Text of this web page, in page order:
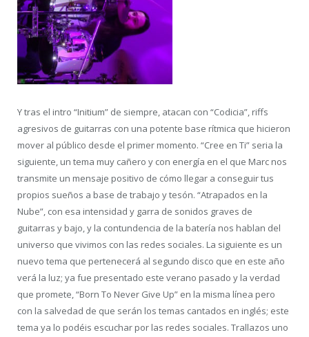
Y tras el intro “Initium” de siempre, atacan con “Codicia”, riffs
agresivos de guitarras con una potente base rítmica que hicieron
mover al público desde el primer momento. “Cree en Ti” seria la
siguiente, un tema muy cañero y con energía en el que Marc nos
transmite un mensaje positivo de cómo llegar a conseguir tus
propios sueños a base de trabajo y tesón. “Atrapados en la
Nube”, con esa intensidad y garra de sonidos graves de
guitarras y bajo, y la contundencia de la batería nos hablan del
universo que vivimos con las redes sociales. La siguiente es un
nuevo tema que pertenecerá al segundo disco que en este año
verá la luz; ya fue presentado este verano pasado y la verdad
que promete, “Born To Never Give Up” en la misma línea pero
con la salvedad de que serán los temas cantados en inglés; este
tema ya lo podéis escuchar por las redes sociales. Trallazos uno